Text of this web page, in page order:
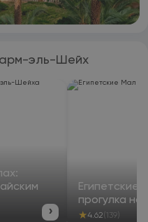
эль-Шейх
›
Египетские
прогулка на
★4.62 (139)